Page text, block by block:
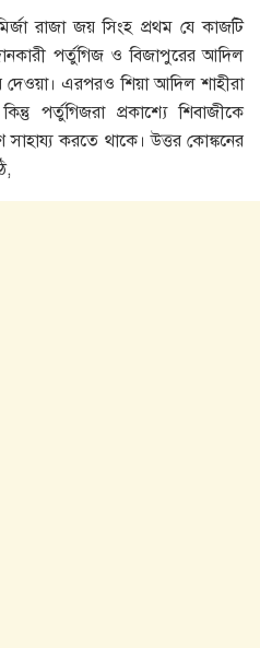
রাজা জয় সিংহ প্রথম যে কাজটি
পর্তুগিজ ও বিজাপুরের আদিল
এরপরও শিয়া আদিল শাহীরা
পর্তুগিজরা প্রকাশ্যে শিবাজীকে
করতে থাকে। উত্তর কোঙ্কনের